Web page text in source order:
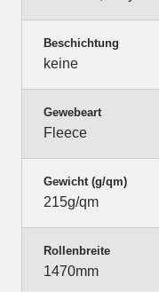
Beschichtung
keine
Gewebeart
Fleece
Gewicht (g/qm)
215g/qm
Rollenbreite
1470mm